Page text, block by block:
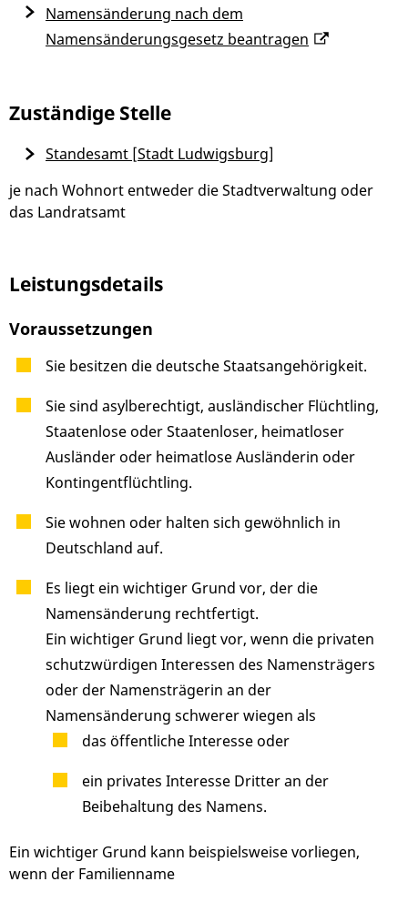
Namensänderung nach dem
Namensänderungsgesetz beantragen
Zuständige Stelle
je nach Wohnort entweder die Stadtverwaltung oder
das Landratsamt
Standesamt [Stadt Ludwigsburg]
Leistungsdetails
Voraussetzungen
Sie besitzen die deutsche Staatsangehörigkeit.
Sie sind asylberechtigt, ausländischer Flüchtling,
Staatenlose oder Staatenloser, heimatloser
Ausländer oder heimatlose Ausländerin oder
Kontingentflüchtling.
Sie wohnen oder halten sich gewöhnlich in
Deutschland auf.
Es liegt ein wichtiger Grund vor, der die
Namensänderung rechtfertigt.
Ein wichtiger Grund liegt vor, wenn die privaten
schutzwürdigen Interessen des Namensträgers
oder der Namensträgerin an der
Namensänderung schwerer wiegen als
das öffentliche Interesse oder
ein privates Interesse Dritter an der
Beibehaltung des Namens.
Ein wichtiger Grund kann beispielsweise vorliegen,
wenn der Familienname